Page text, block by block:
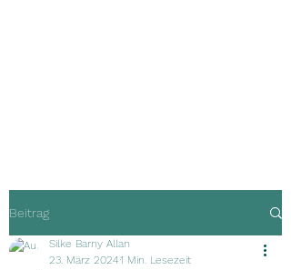
Beitrag
Silke Barny Allan
23. März 20241 Min. Lesezeit